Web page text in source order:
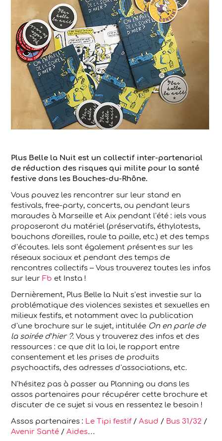
Plus Belle la Nuit est un collectif inter-partenarial
de réduction des risques qui milite pour la santé
festive dans les Bouches-du-Rhône.
Vous pouvez les rencontrer sur leur stand en
festivals, free-party, concerts, ou pendant leurs
maraudes à Marseille et Aix pendant l’été : iels vous
proposeront du matériel (préservatifs, éthylotests,
bouchons d'oreilles, roule ta paille, etc.) et des temps
d’écoutes. Iels sont également présent·es sur les
réseaux sociaux et pendant des temps de
rencontres collectifs – Vous trouverez toutes les infos
sur leur Fb et Insta !
Dernièrement, Plus Belle la Nuit s’est investie sur la
problématique des violences sexistes et sexuelles en
milieux festifs, et notamment avec la publication
d’une brochure sur le sujet, intitulée On en parle de
la soirée d’hier ?. Vous y trouverez des infos et des
ressources : ce que dit la loi, le rapport entre
consentement et les prises de produits
psychoactifs, des adresses d’associations, etc.
N’hésitez pas à passer au Planning ou dans les
assos partenaires pour récupérer cette brochure et
discuter de ce sujet si vous en ressentez le besoin !
Assos partenaires : Le Tipi festif/Asud / Bus 31/32 /
Avenir Santé /Aides…